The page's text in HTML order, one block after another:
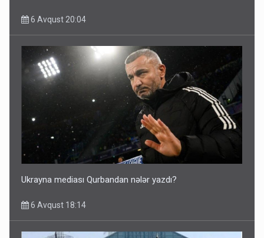
6 Avqust 20:04
Ukrayna mediası Qurbandan nələr yazdı?
6 Avqust 18:14